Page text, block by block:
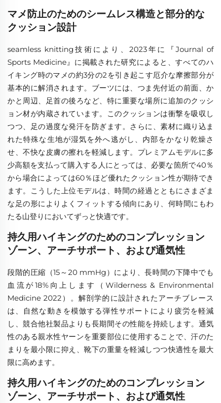
マメ防止のためのシームレス構造と部分的な
クッション設計
seamless knitting技術により、2023年に『Journal of
Sports Medicine』に掲載された研究によると、すべてのハ
イキング時のマメの約3分の2を引き起こす厄介な摩擦部分が
基本的に解消されます。ブーツには、つま先付近の前面、か
かと周辺、足首の後ろなど、特に重要な場所に追加のクッシ
ョン材が内蔵されています。このクッションは衝撃を吸収し
つつ、足の過度な発汗を防ぎます。さらに、素材に織り込ま
れた特殊な生地が湿気を外へ逃がし、内部をかなり乾燥さ
せ、不快な皮膚の擦れを軽減します。プレミアムモデルに多
少高額を支払って購入する人にとっては、必要な箇所で40％
から場合によっては60％ほど優れたクッション性が期待でき
ます。こうした上位モデルは、時間の経過とともにさまざま
な足の形によりよくフィットする傾向にあり、何時間にもわ
たる山登りにおいてずっと快適です。
持久用ハイキングのためのコンプレッション
ゾーン、アーチサポート、および通気性
段階的圧縮（15～20 mmHg）により、長時間の下降中でも
血流が18%向上します（Wilderness & Environmental
Medicine 2022）。解剖学的に設計されたアーチブレース
は、自然な動きを模倣する弾性サポートにより疲労を軽減
し、競合他社製品よりも長期間その性能を持続します。通気
性のある親水性ヤーンを重要部位に使用することで、汗のた
まりを最小限に抑え、靴下の重量を軽減しつつ快適性を最大
限に高めます。
持久用ハイキングのためのコンプレッション
ゾーン、アーチサポート、および通気性